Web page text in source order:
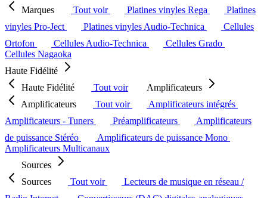
Marques
Tout voir Platines vinyles Rega
Platines
vinyles Pro-Ject
Platines vinyles Audio-Technica
Cellules
Ortofon
Cellules Audio-Technica
Cellules Grado
Cellules Nagaoka
Haute Fidélité
Haute Fidélité
Tout voir
Amplificateurs
Amplificateurs
Tout voir
Amplificateurs intégrés
Amplificateurs - Tuners
Préamplificateurs
Amplificateurs
de puissance Stéréo
Amplificateurs de puissance Mono
Amplificateurs Multicanaux
Sources
Sources
Tout voir
Lecteurs de musique en réseau /